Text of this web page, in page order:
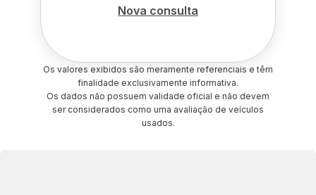
Nova consulta
Os valores exibidos são meramente referenciais e têm
finalidade exclusivamente informativa.
Os dados não possuem validade oficial e não devem
ser considerados como uma avaliação de veículos
usados.